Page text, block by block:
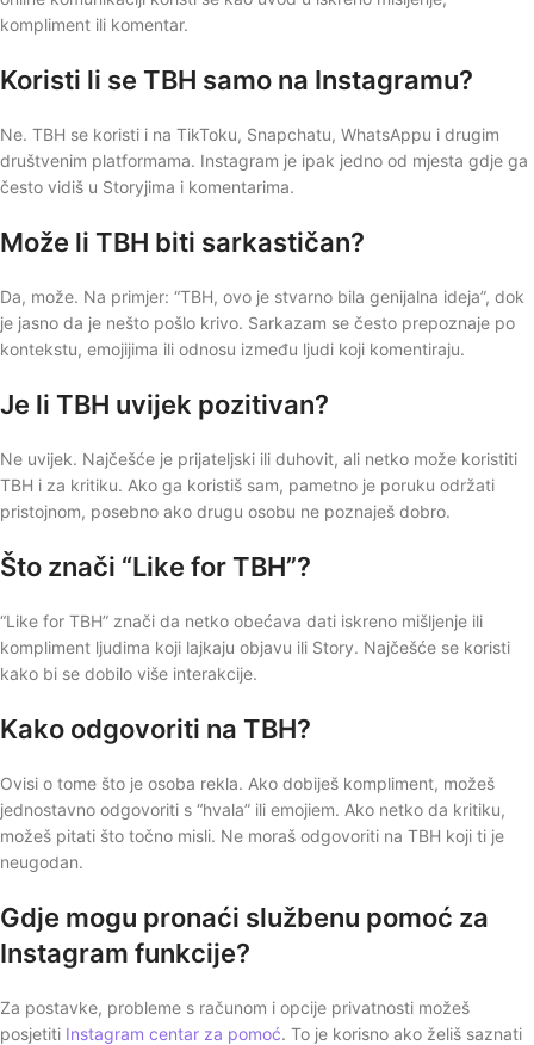
kompliment ili komentar.
Koristi li se TBH samo na Instagramu?
Ne. TBH se koristi i na TikToku, Snapchatu, WhatsAppu i drugim
društvenim platformama. Instagram je ipak jedno od mjesta gdje ga
često vidiš u Storyjima i komentarima.
Može li TBH biti sarkastičan?
Da, može. Na primjer: “TBH, ovo je stvarno bila genijalna ideja”, dok
je jasno da je nešto pošlo krivo. Sarkazam se često prepoznaje po
kontekstu, emojijima ili odnosu između ljudi koji komentiraju.
Je li TBH uvijek pozitivan?
Ne uvijek. Najčešće je prijateljski ili duhovit, ali netko može koristiti
TBH i za kritiku. Ako ga koristiš sam, pametno je poruku održati
pristojnom, posebno ako drugu osobu ne poznaješ dobro.
Što znači “Like for TBH”?
“Like for TBH” znači da netko obećava dati iskreno mišljenje ili
kompliment ljudima koji lajkaju objavu ili Story. Najčešće se koristi
kako bi se dobilo više interakcije.
Kako odgovoriti na TBH?
Ovisi o tome što je osoba rekla. Ako dobiješ kompliment, možeš
jednostavno odgovoriti s “hvala” ili emojiem. Ako netko da kritiku,
možeš pitati što točno misli. Ne moraš odgovoriti na TBH koji ti je
neugodan.
Gdje mogu pronaći službenu pomoć za
Instagram funkcije?
Za postavke, probleme s računom i opcije privatnosti možeš
posjetiti Instagram centar za pomoć. To je korisno ako želiš saznati